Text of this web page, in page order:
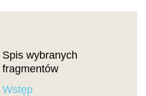
Spis wybranych
fragmentów
Wstęp